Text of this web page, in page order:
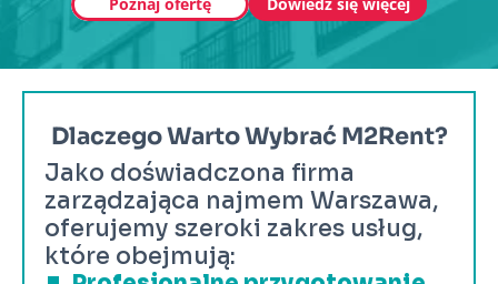
Dlaczego Warto Wybrać M2Rent?
Jako doświadczona firma
zarządzająca najmem Warszawa,
oferujemy szeroki zakres usług,
które obejmują: